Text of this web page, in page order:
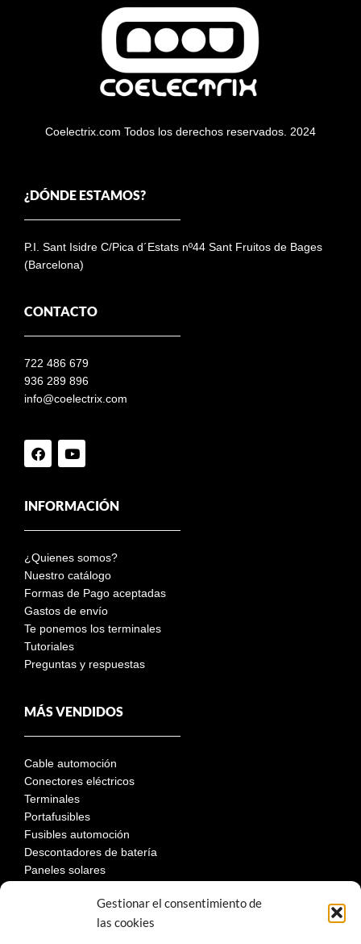
Gestionar el consentimiento de
las cookies
Coelectrix.com Todos los derechos reservados. 2024
¿DÓNDE ESTAMOS?
P.I. Sant Isidre C/Pica d´Estats nº44 Sant Fruitos de Bages
(Barcelona)
CONTACTO
722 486 679
936 289 896
info@coelectrix.com
INFORMACIÓN
¿Quienes somos?
Nuestro catálogo
Formas de Pago aceptadas
Gastos de envío
Te ponemos los terminales
Tutoriales
Preguntas y respuestas
MÁS VENDIDOS
Cable automoción
Conectores eléctricos
Terminales
Portafusibles
Fusibles automoción
Descontadores de batería
Paneles solares